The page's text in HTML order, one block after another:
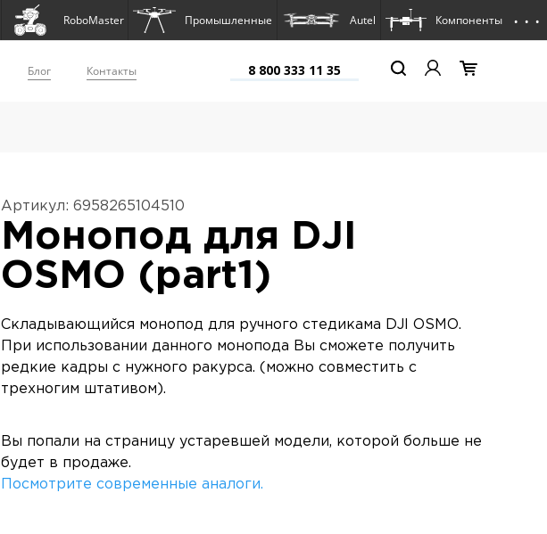
RoboMaster Промышленные Autel Компоненты . . .
Блог Контакты 8 800 333 11 35
Артикул: 6958265104510
Монопод для DJI
OSMO (part1)
Складывающийся монопод для ручного стедикама DJI OSMO.
При использовании данного монопода Вы сможете получить
редкие кадры с нужного ракурса. (можно совместить с
трехногим штативом).
Вы попали на страницу устаревшей модели, которой больше не
будет в продаже.
Посмотрите современные аналоги.